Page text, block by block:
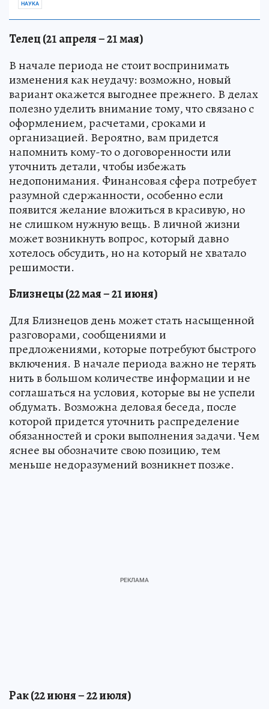
НАУКА
Телец (21 апреля – 21 мая)
В начале периода не стоит воспринимать
изменения как неудачу: возможно, новый
вариант окажется выгоднее прежнего. В делах
полезно уделить внимание тому, что связано с
оформлением, расчетами, сроками и
организацией. Вероятно, вам придется
напомнить кому-то о договоренности или
уточнить детали, чтобы избежать
недопонимания. Финансовая сфера потребует
разумной сдержанности, особенно если
появится желание вложиться в красивую, но
не слишком нужную вещь. В личной жизни
может возникнуть вопрос, который давно
хотелось обсудить, но на который не хватало
решимости.
Близнецы (22 мая – 21 июня)
Для Близнецов день может стать насыщенной
разговорами, сообщениями и
предложениями, которые потребуют быстрого
включения. В начале периода важно не терять
нить в большом количестве информации и не
соглашаться на условия, которые вы не успели
обдумать. Возможна деловая беседа, после
которой придется уточнить распределение
обязанностей и сроки выполнения задачи. Чем
яснее вы обозначите свою позицию, тем
меньше недоразумений возникнет позже.
Рак (22 июня – 22 июля)